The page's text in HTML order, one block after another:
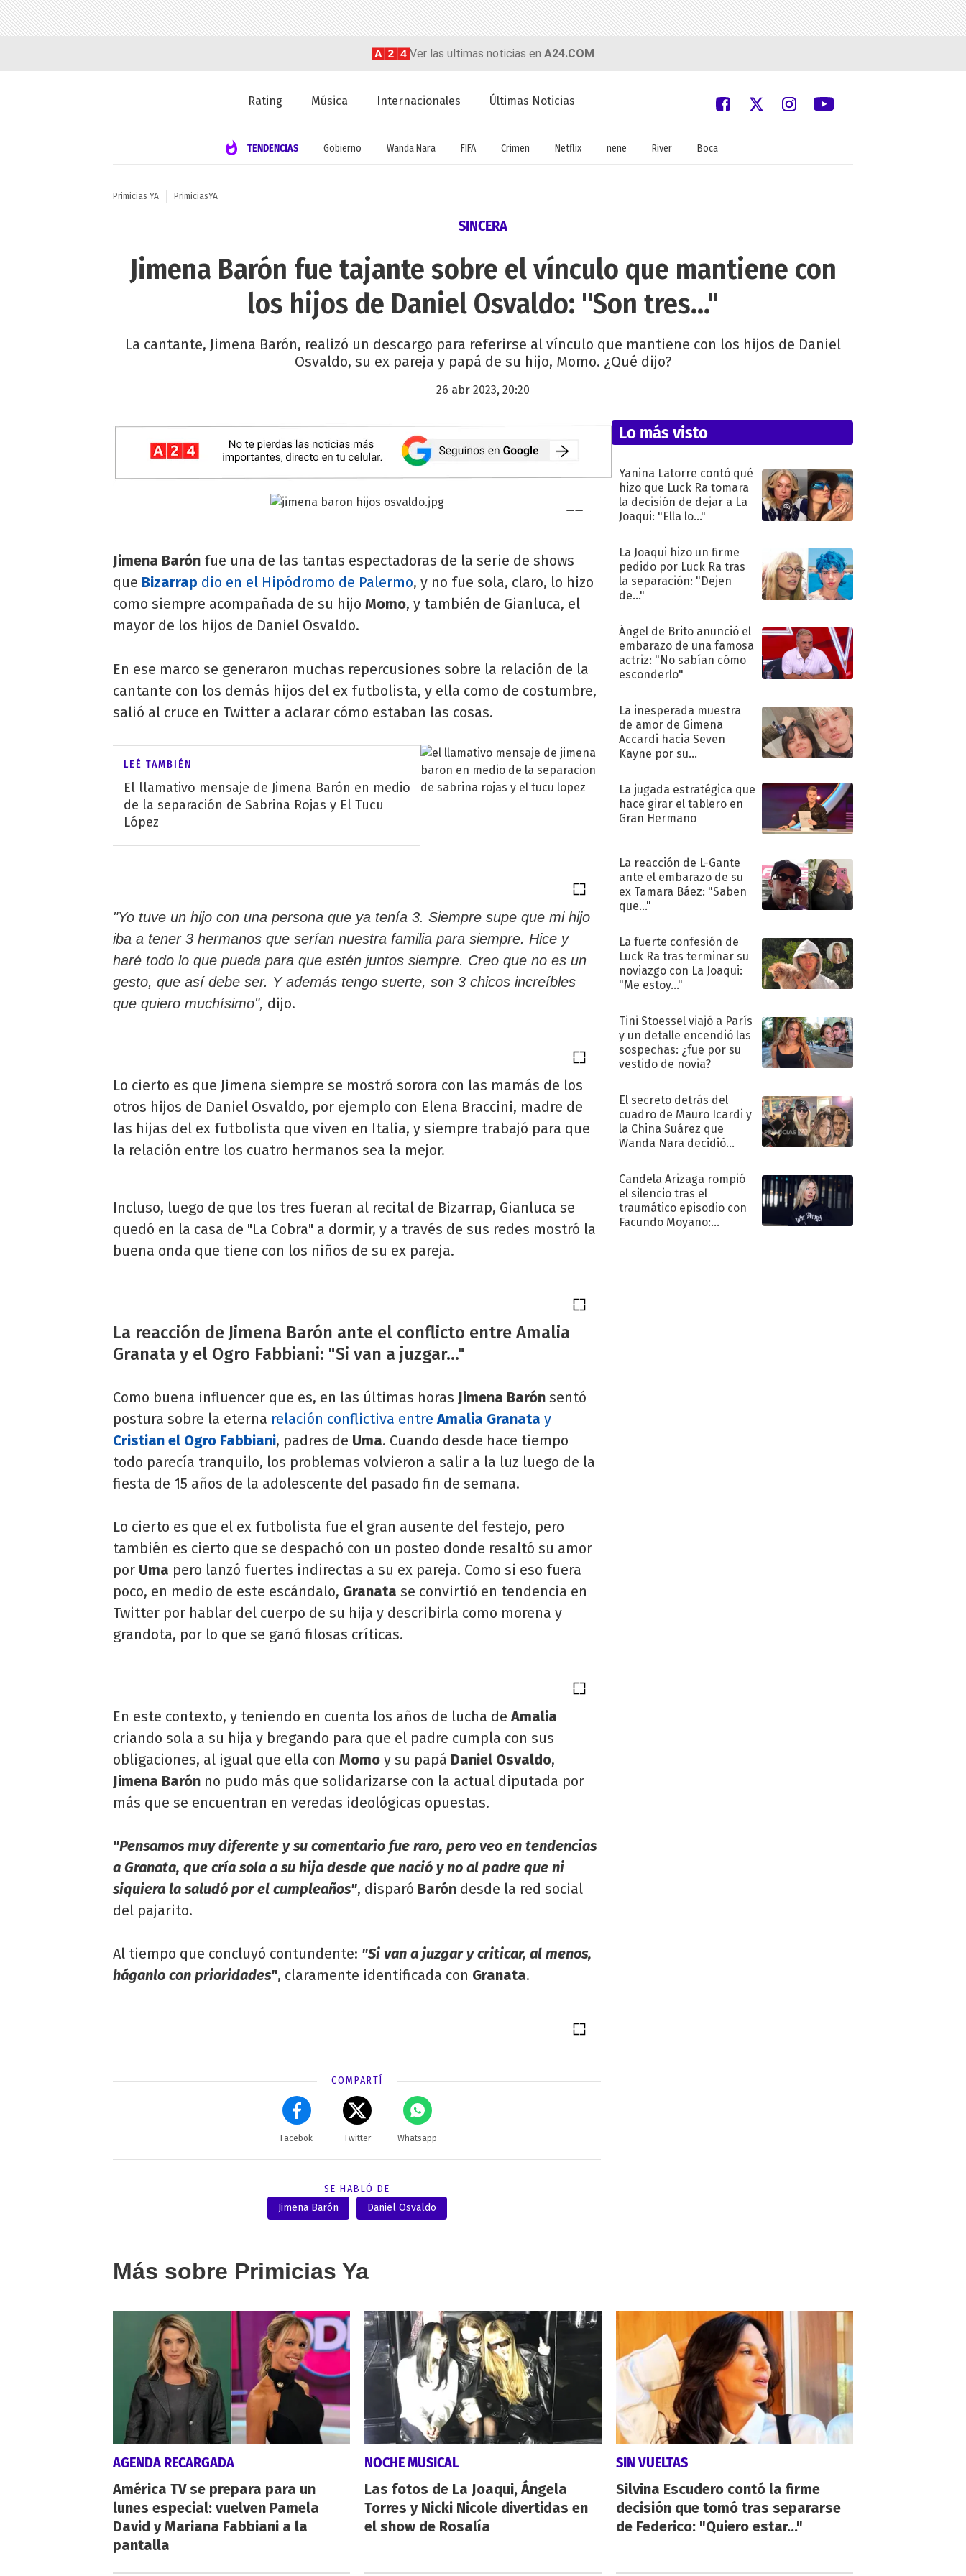
Ver las ultimas noticias en A24.COM
Rating Música Internacionales Últimas Noticias
TENDENCIAS Gobierno Wanda Nara FIFA Crimen Netflix nene River Boca
Primicias YA PrimiciasYA
SINCERA
Jimena Barón fue tajante sobre el vínculo que mantiene con
los hijos de Daniel Osvaldo: "Son tres..."
La cantante, Jimena Barón, realizó un descargo para referirse al vínculo que mantiene con los hijos de Daniel
Osvaldo, su ex pareja y papá de su hijo, Momo. ¿Qué dijo?
26 abr 2023, 20:20
Jimena Barón fue una de las tantas espectadoras de la serie de shows
que Bizarrap dio en el Hipódromo de Palermo, y no fue sola, claro, lo hizo
como siempre acompañada de su hijo Momo, y también de Gianluca, el
mayor de los hijos de Daniel Osvaldo.
En ese marco se generaron muchas repercusiones sobre la relación de la
cantante con los demás hijos del ex futbolista, y ella como de costumbre,
salió al cruce en Twitter a aclarar cómo estaban las cosas.
LEÉ TAMBIÉN
El llamativo mensaje de Jimena Barón en medio
de la separación de Sabrina Rojas y El Tucu
López
"Yo tuve un hijo con una persona que ya tenía 3. Siempre supe que mi hijo
iba a tener 3 hermanos que serían nuestra familia para siempre. Hice y
haré todo lo que pueda para que estén juntos siempre. Creo que no es un
gesto, que así debe ser. Y además tengo suerte, son 3 chicos increíbles
que quiero muchísimo", dijo.
Lo cierto es que Jimena siempre se mostró sorora con las mamás de los
otros hijos de Daniel Osvaldo, por ejemplo con Elena Braccini, madre de
las hijas del ex futbolista que viven en Italia, y siempre trabajó para que
la relación entre los cuatro hermanos sea la mejor.
Incluso, luego de que los tres fueran al recital de Bizarrap, Gianluca se
quedó en la casa de "La Cobra" a dormir, y a través de sus redes mostró la
buena onda que tiene con los niños de su ex pareja.
La reacción de Jimena Barón ante el conflicto entre Amalia
Granata y el Ogro Fabbiani: "Si van a juzgar..."
Como buena influencer que es, en las últimas horas Jimena Barón sentó
postura sobre la eterna relación conflictiva entreAmalia Granata y
Cristian el Ogro Fabbiani, padres de Uma. Cuando desde hace tiempo
todo parecía tranquilo, los problemas volvieron a salir a la luz luego de la
fiesta de 15 años de la adolescente del pasado fin de semana.
Lo cierto es que el ex futbolista fue el gran ausente del festejo, pero
también es cierto que se despachó con un posteo donde resaltó su amor
por Uma pero lanzó fuertes indirectas a su ex pareja. Como si eso fuera
poco, en medio de este escándalo, Granata se convirtió en tendencia en
Twitter por hablar del cuerpo de su hija y describirla como morena y
grandota, por lo que se ganó filosas críticas.
En este contexto, y teniendo en cuenta los años de lucha deAmalia
criando sola a su hija y bregando para que el padre cumpla con sus
obligaciones, al igual que ella con Momo y su papá Daniel Osvaldo,
Jimena Barón no pudo más que solidarizarse con la actual diputada por
más que se encuentran en veredas ideológicas opuestas.
"Pensamos muy diferente y su comentario fue raro, pero veo en tendencias
a Granata, que cría sola a su hija desde que nació y no al padre que ni
siquiera la saludó por el cumpleaños", disparó Barón desde la red social
del pajarito.
Al tiempo que concluyó contundente: "Si van a juzgar y criticar, al menos,
háganlo con prioridades", claramente identificada con Granata.
COMPARTÍ
Facebok Twitter Whatsapp
SE HABLÓ DE
Jimena Barón
Daniel Osvaldo
Lo más visto
Yanina Latorre contó qué
hizo que Luck Ra tomara
la decisión de dejar a La
Joaqui: "Ella lo..."
La Joaqui hizo un firme
pedido por Luck Ra tras
la separación: "Dejen
de..."
Ángel de Brito anunció el
embarazo de una famosa
actriz: "No sabían cómo
esconderlo"
La inesperada muestra
de amor de Gimena
Accardi hacia Seven
Kayne por su
La jugada estratégica que
hace girar el tablero en
Gran Hermano
La reacción de L-Gante
ante el embarazo de su
ex Tamara Báez: "Saben
que..."
La fuerte confesión de
Luck Ra tras terminar su
noviazgo con La Joaqui:
"Me estoy..."
Tini Stoessel viajó a París
y un detalle encendió las
sospechas: ¿fue por su
vestido de novia?
El secreto detrás del
cuadro de Mauro Icardi y
la China Suárez que
Wanda Nara decidió
Candela Arizaga rompió
el silencio tras el
traumático episodio con
Facundo Moyano:
Más sobre Primicias Ya
AGENDA RECARGADA
América TV se prepara para un
lunes especial: vuelven Pamela
David y Mariana Fabbiani a la
pantalla
NOCHE MUSICAL
Las fotos de La Joaqui, Ángela
Torres y Nicki Nicole divertidas en
el show de Rosalía
SIN VUELTAS
Silvina Escudero contó la firme
decisión que tomó tras separarse
de Federico: "Quiero estar..."